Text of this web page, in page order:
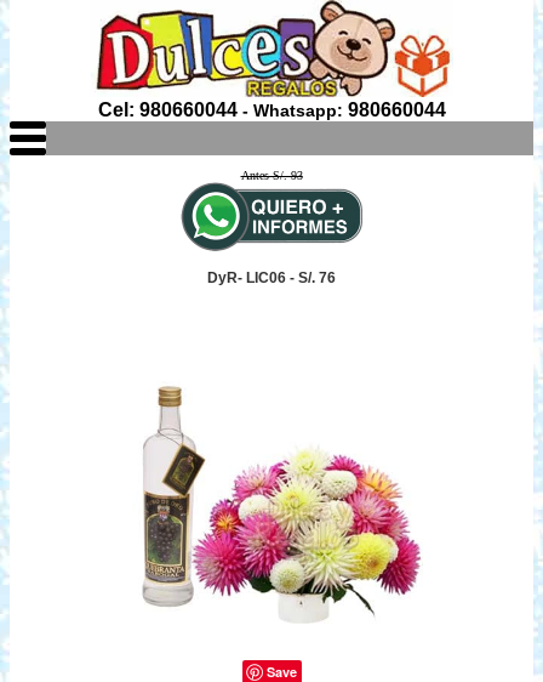
Cel: 980660044- Whatsapp: 980660044
Antes S/. 93
DyR- LIC06 - S/. 76
Save